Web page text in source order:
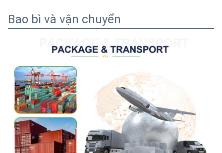
Bao bì và vận chuyển